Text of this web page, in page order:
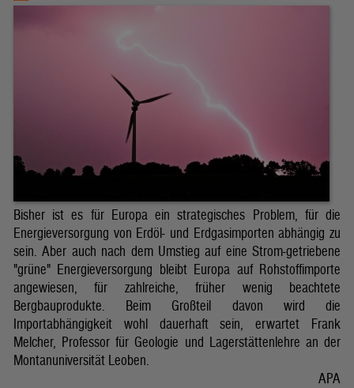
Bisher ist es für Europa ein strategisches Problem, für die
Energieversorgung von Erdöl- und Erdgasimporten abhängig zu
sein. Aber auch nach dem Umstieg auf eine Strom-getriebene
"grüne" Energieversorgung bleibt Europa auf Rohstoffimporte
angewiesen, für zahlreiche, früher wenig beachtete
Bergbauprodukte. Beim Großteil davon wird die
Importabhängigkeit wohl dauerhaft sein, erwartet Frank
Melcher, Professor für Geologie und Lagerstättenlehre an der
Montanuniversität Leoben.
APA